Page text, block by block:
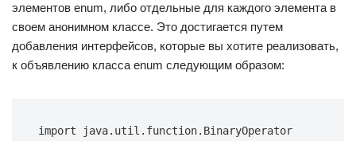
элементов enum, либо отдельные для каждого элемента в
своем анонимном классе. Это достигается путем
добавления интерфейсов, которые вы хотите реализовать,
к объявлению класса enum следующим образом:
import java.util.function.BinaryOperator